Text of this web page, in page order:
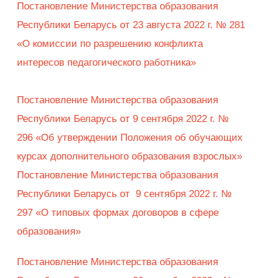
Постановление Министерства образования
Республики Беларусь от 23 августа 2022 г. № 281
«О комиссии по разрешению конфликта
интересов педагогического работника»
Постановление Министерства образования
Республики Беларусь от 9 сентября 2022 г. №
296 «Об утверждении Положения об обучающих
курсах дополнительного образования взрослых»
Постановление Министерства образования
Республики Беларусь от 9 сентября 2022 г. №
297 «О типовых формах договоров в сфере
образования»
Постановление Министерства образования